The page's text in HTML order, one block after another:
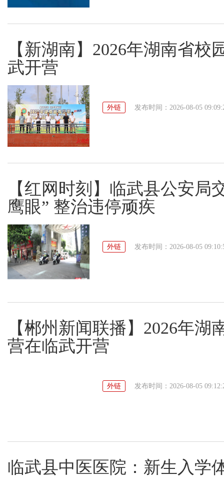
【新湖南】2026年湖南省
武开营
外链 发布时间：2026-08-05
【红网时刻】临武县公安局
鹰眼” 整治违停顽疾
外链 发布时间：2026-08-05
【郴州新闻联播】2026年
营在临武开营
外链 发布时间：2026-08-05
临武县中医医院：新生入学